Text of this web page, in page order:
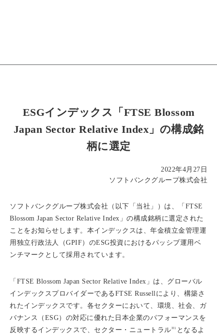
ESGインデックス「FTSE Blossom
Japan Sector Relative Index」の構成銘
柄に選定
2022年4月27日
ソフトバンクグループ株式会社
ソフトバンクグループ株式会社（以下「当社」）は、「FTSE
Blossom Japan Sector Relative Index」の構成銘柄に選定された
ことをお知らせします。本インデックスは、年金積立金管理運
用独立行政法人（GPIF）のESG投資におけるパッシブ運用ベ
ンチマークとして採用されています。
「FTSE Blossom Japan Sector Relative Index」は、グローバル
インデックスプロバイダーであるFTSE Russellにより、構築さ
れたインデックスです。各セクターにおいて、環境、社会、ガ
バナンス（ESG）の対応に優れた日本企業のパフォーマンスを
反映するインデックスで、セクター・ニュートラル※1 となるよ